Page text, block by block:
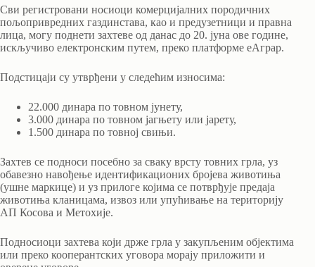
Сви регистровани носиоци комерцијалних породичних
пољопривредних газдинстава, као и предузетници и правна
лица, могу поднети захтеве од данас до 20. јуна ове године,
искључиво електронским путем, преко платформе еАграр.
Подстицаји су утврђени у следећим износима:
22.000 динара по товном јунету,
3.000 динара по товном јагњету или јарету,
1.500 динара по товној свињи.
Захтев се подноси посебно за сваку врсту товних грла, уз
обавезно навођење идентификационих бројева животиња
(ушне маркице) и уз прилоге којима се потврђује предаја
животиња кланицама, извоз или упућивање на територију
АП Косова и Метохије.
Подносиоци захтева који држе грла у закупљеним објектима
или преко кооперантских уговора морају приложити и